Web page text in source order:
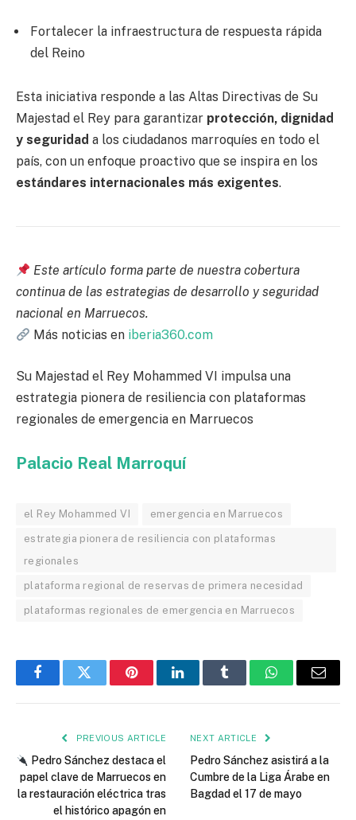
Fortalecer la infraestructura de respuesta rápida
del Reino
Esta iniciativa responde a las Altas Directivas de Su
Majestad el Rey para garantizar protección, dignidad
y seguridad a los ciudadanos marroquíes en todo el
país, con un enfoque proactivo que se inspira en los
estándares internacionales más exigentes.
Este artículo forma parte de nuestra cobertura
continua de las estrategias de desarrollo y seguridad
nacional en Marruecos.
Más noticias en iberia360.com
Su Majestad el Rey Mohammed VI impulsa una
estrategia pionera de resiliencia con plataformas
regionales de emergencia en Marruecos
Palacio Real Marroquí
el Rey Mohammed VI emergencia en Marruecos
estrategia pionera de resiliencia con plataformas
regionales
plataforma regional de reservas de primera necesidad
plataformas regionales de emergencia en Marruecos
FacebookTwitter PinterestLinkedInTumblr WhatsAppEmail
PREVIOUS ARTICLE
Pedro Sánchez destaca el
papel clave de Marruecos en
la restauración eléctrica tras
el histórico apagón en
NEXT ARTICLE
Pedro Sánchez asistirá a la
Cumbre de la Liga Árabe en
Bagdad el 17 de mayo